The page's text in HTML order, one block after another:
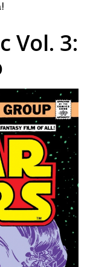
Vol. 3: